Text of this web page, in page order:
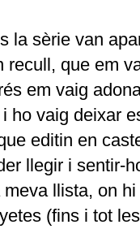
la sèrie van
recull, que em
em vaig
ho vaig deixar
editin en
llegir i sentir-
llista, on
(fins i tot